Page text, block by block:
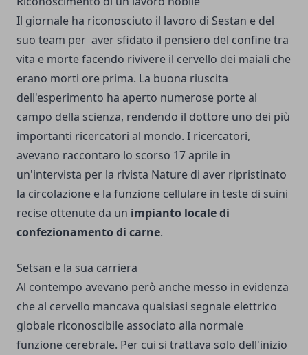
Il giornale ha riconosciuto il lavoro di Sestan e del
suo team per aver sfidato il pensiero del confine tra
vita e morte facendo rivivere il cervello dei maiali che
erano morti ore prima. La buona riuscita
dell'esperimento ha aperto numerose porte al
campo della scienza, rendendo il dottore uno dei più
importanti ricercatori al mondo. I ricercatori,
avevano raccontaro lo scorso 17 aprile in
un'intervista per la rivista Nature di aver ripristinato
la circolazione e la funzione cellulare in teste di suini
recise ottenute da un impianto locale di
confezionamento di carne.
Setsan e la sua carriera
Al contempo avevano però anche messo in evidenza
che al cervello mancava qualsiasi segnale elettrico
globale riconoscibile associato alla normale
funzione cerebrale. Per cui si trattava solo dell'inizio